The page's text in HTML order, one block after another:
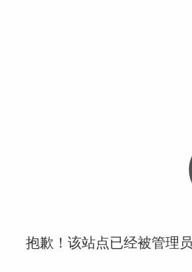
抱歉！该站点已经被管理